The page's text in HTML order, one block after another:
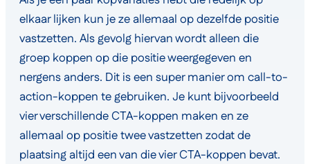
elkaar lijken kun je ze allemaal op dezelfde positie
vastzetten. Als gevolg hiervan wordt alleen die
groep koppen op die positie weergegeven en
nergens anders. Dit is een super manier om call-to-
action-koppen te gebruiken. Je kunt bijvoorbeeld
vier verschillende CTA-koppen maken en ze
allemaal op positie twee vastzetten zodat de
plaatsing altijd een van die vier CTA-koppen bevat.